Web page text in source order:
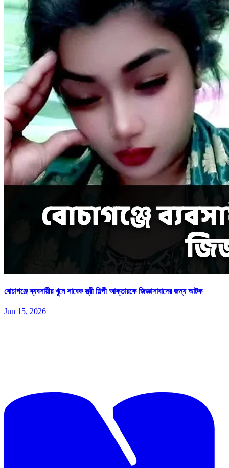
বোচাগঞ্জে ব্যবসায়ীর খুনে সাবেক স্ত্রী শিল্পী আক্তারকে জিজ্ঞাসাবাদের জন্য আটক
Jun 15, 2026